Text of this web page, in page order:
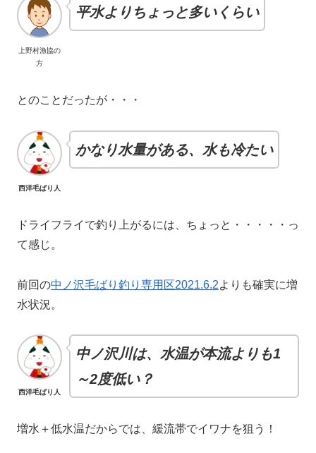
上野村漁協の
方
平水よりちょっと多いくらい
とのことだったが・・・
西洋毛ばり人
かなり水量がある、水も冷たい
ドライフライで釣り上がるには、ちょっと・・・・・っ
て感じ。
前回の中ノ沢毛ばり釣り専用区2021.6.2よりも確実に増
水状況。
西洋毛ばり人
中ノ沢川は、水温が本流よりも1
～2度低い？
増水＋低水温だからでは、緩流帯でイワナを狙う！